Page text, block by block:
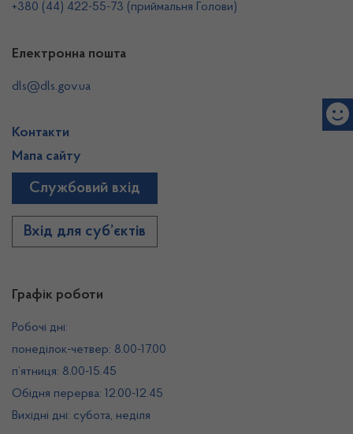
Графік роботи
Робочі дні:
понеділок-четвер: 8.00-17.00
п’ятниця: 8.00-15.45
Обідня перерва: 12.00-12.45
Вихідні дні: субота, неділя
+380 (44) 422-55-73 (приймальня Голови)
Електронна пошта
dls@dls.gov.ua
Контакти
Мапа сайту
Службовий вхід
Вхід для суб’єктів